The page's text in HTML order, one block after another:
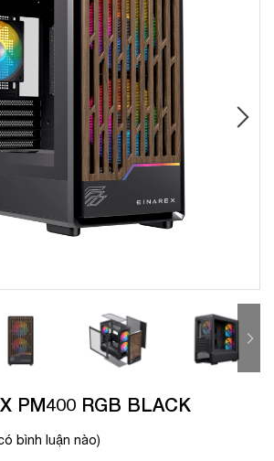
PM400 RGB BLACK
bình luận nào)